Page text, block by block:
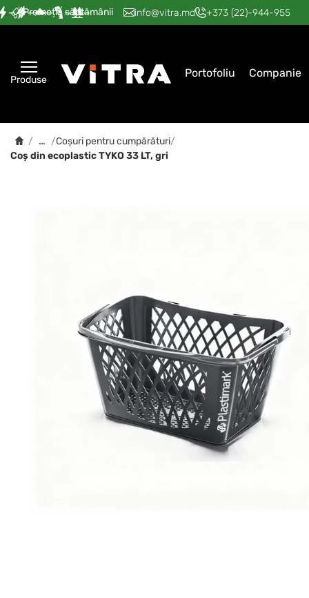
Promoția săptămânii
— — — — — info@vitra.md +373 (22)-944-955
Produse Portofoliu Companie
/ … /Coșuri pentru cumpărături/
Coș din ecoplastic TYKO 33 LT, gri